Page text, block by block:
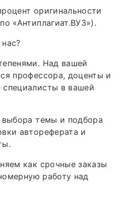
оригинальности
«Антиплагиат.ВУЗ»).
Над вашей
профессора, доценты и
в вашей
темы и подбора
автореферата и
как срочные заказы
работу над